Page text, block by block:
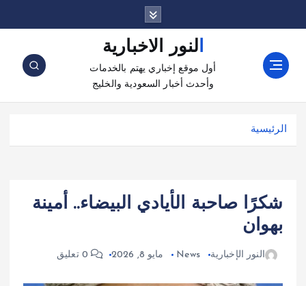
ز
النور الاخبارية
أول موقع إخباري يهتم بالخدمات
وأحدث أخبار السعودية والخليج
الرئيسية
شكرًا صاحبة الأيادي البيضاء.. أمينة
بهوان
النور الإخبارية News مايو 8, 2026 0 تعليق